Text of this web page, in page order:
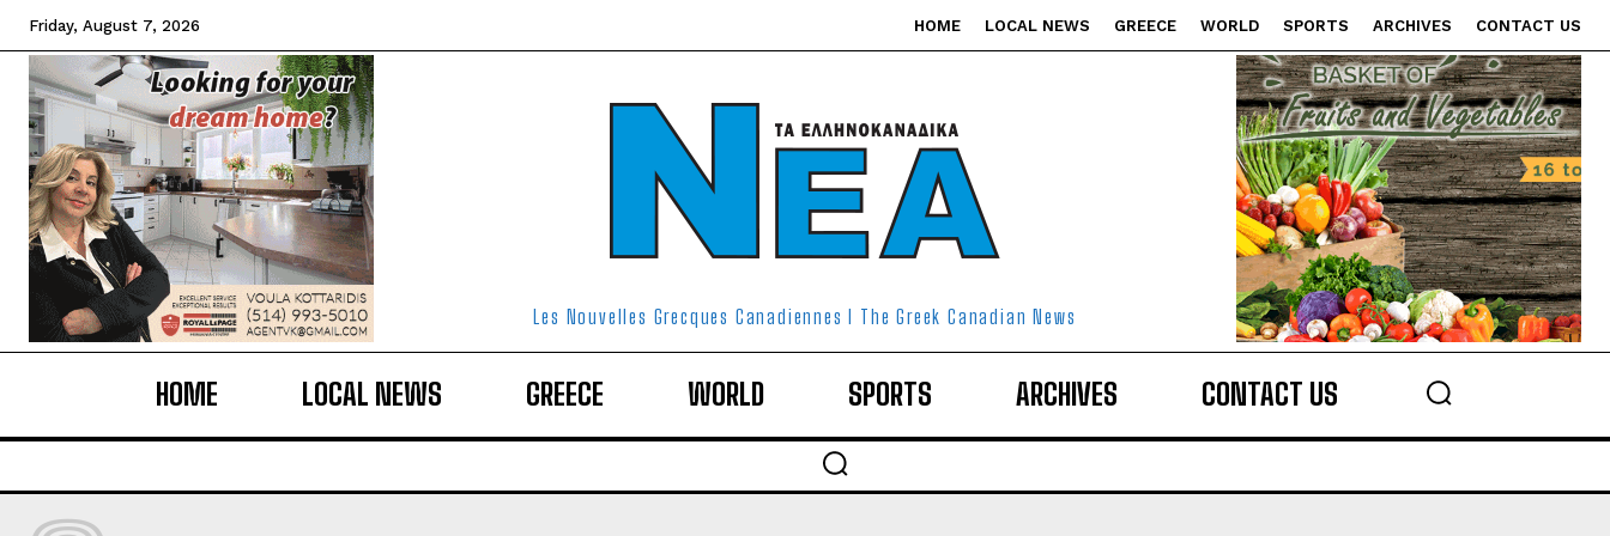
Friday, August 7, 2026 HOME LOCAL NEWS GREECE WORLD SPORTS ARCHIVES CONTACT US
Les Nouvelles Grecques Canadiennes I The Greek Canadian News
HOME LOCAL NEWS GREECE WORLD SPORTS ARCHIVES CONTACT US